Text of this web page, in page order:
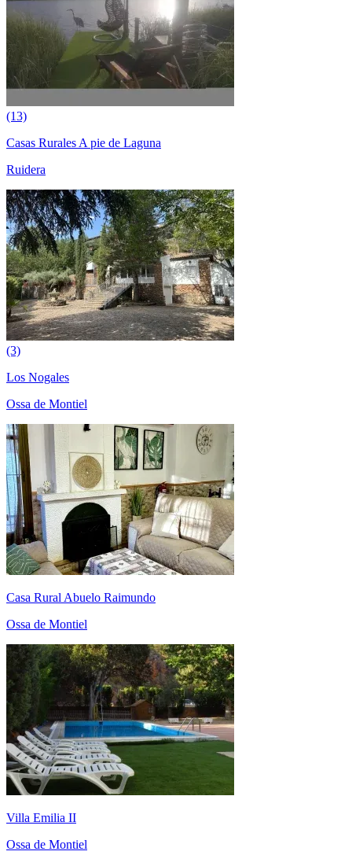
(13)
Casas Rurales A pie de Laguna
Ruidera
(3)
Los Nogales
Ossa de Montiel
Casa Rural Abuelo Raimundo
Ossa de Montiel
Villa Emilia II
Ossa de Montiel